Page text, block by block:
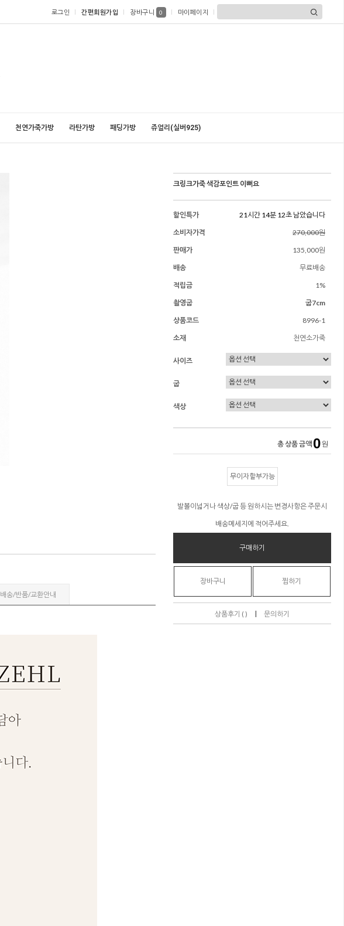
로그인 간편회원가입 장바구니 0 마이페이지
천연가죽가방 라탄가방 패딩가방 쥬얼리(실버925)
배송/반품/교환안내
크링크가죽 색감포인트 이뻐요
할인특가
21시간 14분 11초 남았습니다
소비자가격
270,000원
판매가
135,000원
배송
무료배송
적립금
1%
촬영굽
굽7cm
상품코드
8996-1
소재
천연소가죽
사이즈
굽
색상
총 상품 금액 0 원
무이자할부가능
발볼이넓거나 색상/굽 등 원하시는 변경사항은 주문시
배송메세지에 적어주세요.
구매하기
장바구니 찜하기
상품후기 ( ) | 문의하기